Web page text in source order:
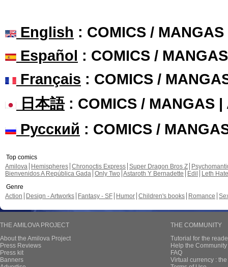
English : COMICS /
Español : COMICS /
Français : COMICS /
日本語: COMICS / MANGAS |
Русский : COMICS /
Top comics
Amilova
Hemispheres Chronoctis Express Super Dragon Bros Z
Bienvenidos A República Gada Only Two Astaroth Y Bernadette Edil
Leth Hate
Genre
Action
Design - Artworks Fantasy - SF Humor Children's books Romance
THE AMILOVA PROJECT
About the Amilova Project
Press Reviews
Press kit
Banners
THE COMMUNITY
Tutorial for the
Help the
FAQ
Virtual currency :